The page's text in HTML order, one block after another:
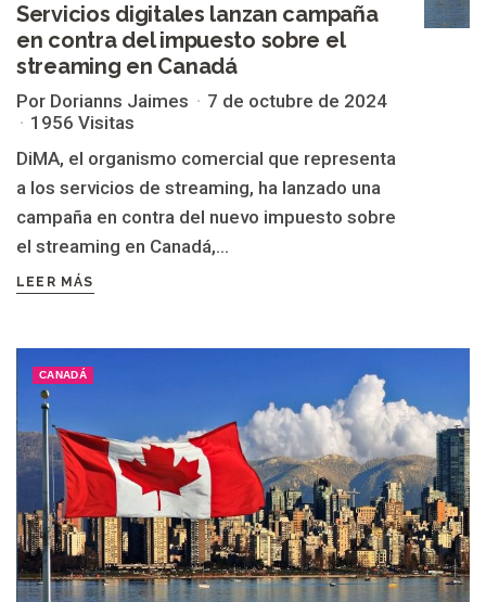
Servicios digitales lanzan campaña
en contra del impuesto sobre el
streaming en Canadá
Por Dorianns Jaimes
7 de octubre de 2024
1956 Visitas
DiMA, el organismo comercial que representa
a los servicios de streaming, ha lanzado una
campaña en contra del nuevo impuesto sobre
el streaming en Canadá,...
LEER MÁS
CANADÁ